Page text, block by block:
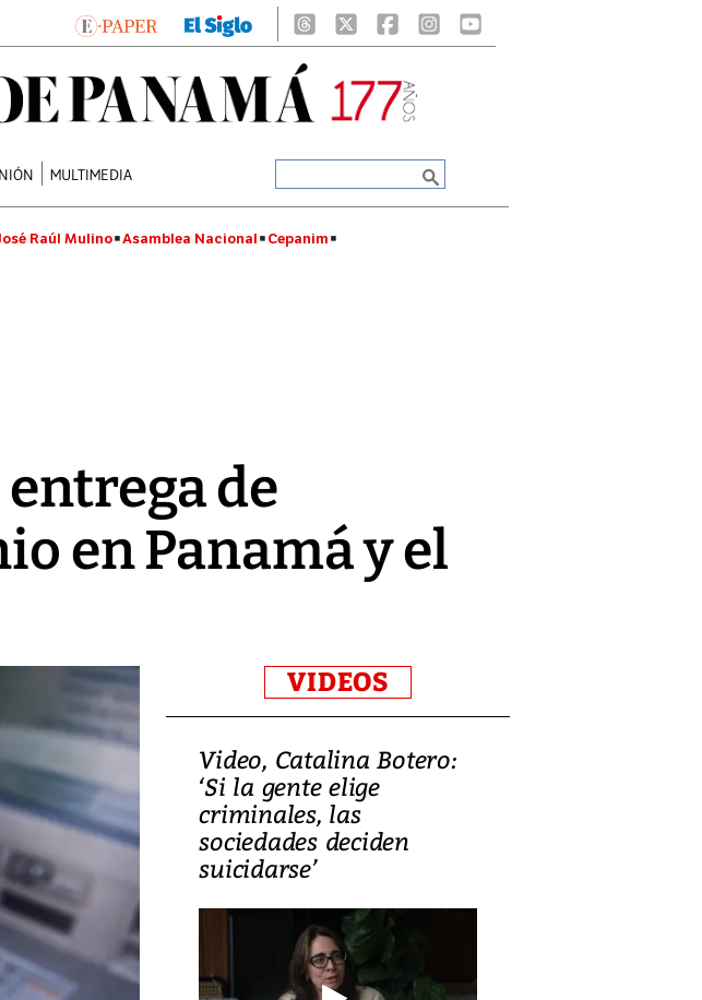
MULTIMEDIA
Raúl Mulino Asamblea Nacional Cepanim
de
en Panamá y el
VIDEOS
Terremoto
graves
Video, Catalina Botero:
‘Si la gente elige
criminales, las
sociedades deciden
suicidarse’